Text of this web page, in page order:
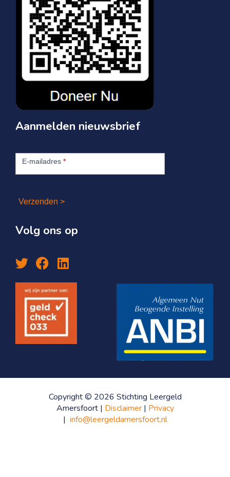
Aanmelden nieuwsbrief
nieuwsbrief
E-mailadres *
Verzenden >
Volg ons op
Copyright © 2026 Stichting Leergeld
Amersfoort | Disclaimer| Privacy
| info@leergeldamersfoort.nl